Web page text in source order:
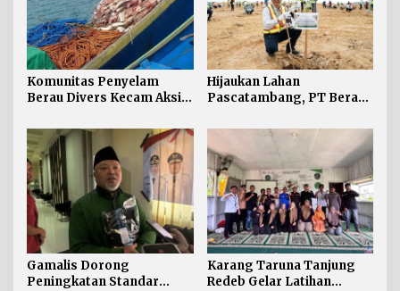
Komunitas Penyelam
Berau Divers Kecam Aksi
Hiu Dijadikan Umpan
Pancing
Hijaukan Lahan
Pascatambang, PT Berau
Hektare dengan Tanam 3
Ribu Pohon
Gamalis Dorong
Peningkatan Standar
Karang Taruna Tanjung
Redeb Gelar Latihan